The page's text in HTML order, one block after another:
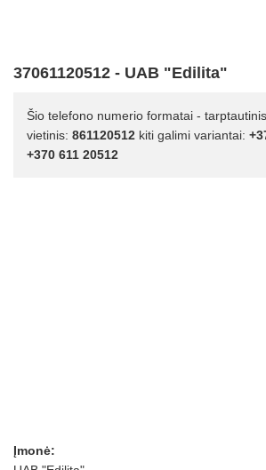
37061120512 - UAB "Edilita"
Šio telefono numerio formatai -
vietinis: 861120512 kiti galimi variantai:
+370 611 20512
Įmonė: